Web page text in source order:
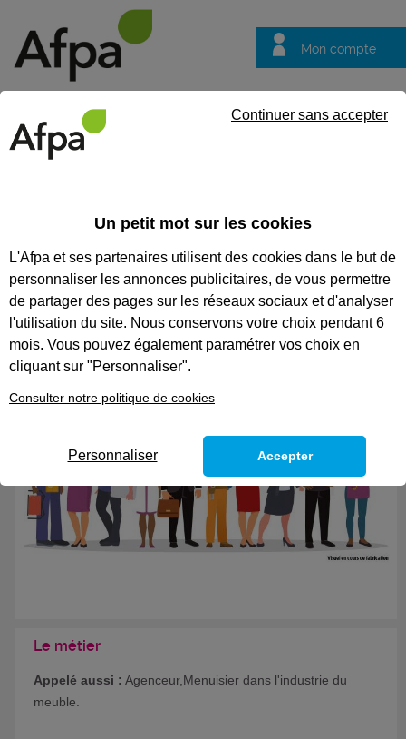
Mon compte
questions
CODES
MENUISIER AGENCEUR -
CONTRAT EN ALTERNANCE
Le métier
Appelé aussi : Agenceur,Menuisier dans l'industrie du
meuble.
Un petit mot sur les cookies
L'Afpa et ses partenaires utilisent des cookies dans le but de
personnaliser les annonces publicitaires, de vous permettre
de partager des pages sur les réseaux sociaux et d'analyser
l'utilisation du site. Nous conservons votre choix pendant 6
mois. Vous pouvez également paramétrer vos choix en
cliquant sur "Personnaliser".
Consulter notre politique de cookies
Continuer sans accepter
Personnaliser Accepter